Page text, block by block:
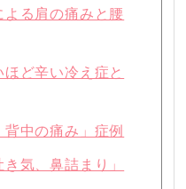
る肩の痛みと腰
ど辛い冷え症と
中の痛み」症例
気、鼻詰まり」